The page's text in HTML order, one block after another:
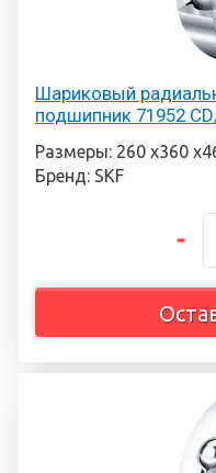
Шариковый
подшипник 71952
Размеры: 260 х360
Бренд: SKF